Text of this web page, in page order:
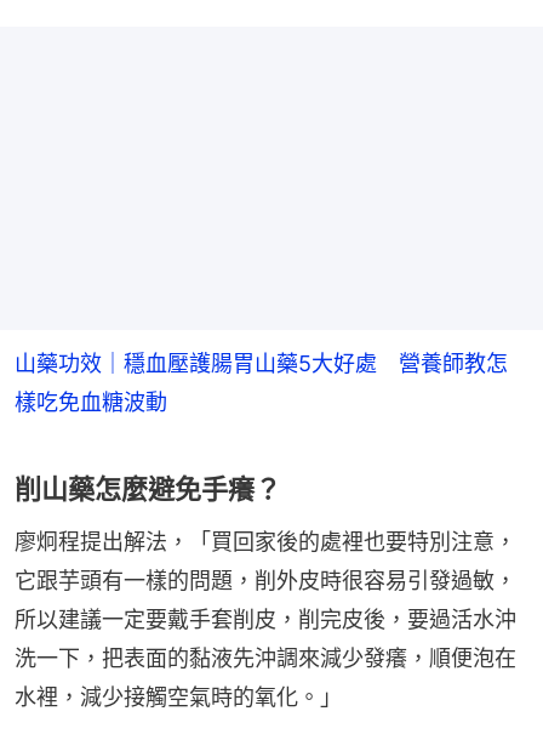
山藥功效｜穩血壓護腸胃山藥5大好處 營養師教怎
樣吃免血糖波動
削山藥怎麼避免手癢？
廖炯程提出解法，「買回家後的處裡也要特別注意，
它跟芋頭有一樣的問題，削外皮時很容易引發過敏，
所以建議一定要戴手套削皮，削完皮後，要過活水沖
洗一下，把表面的黏液先沖調來減少發癢，順便泡在
水裡，減少接觸空氣時的氧化。」